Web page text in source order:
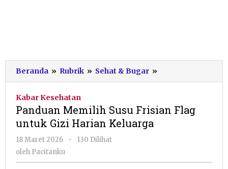
Beranda » Rubrik » Sehat & Bugar »
Memilih
Flag
Kabar Kesehatan
Panduan Memilih Susu Frisian Flag
untuk Gizi Harian Keluarga
18 Maret 2026
oleh
-
130 Dilihat
oleh Pacitanku